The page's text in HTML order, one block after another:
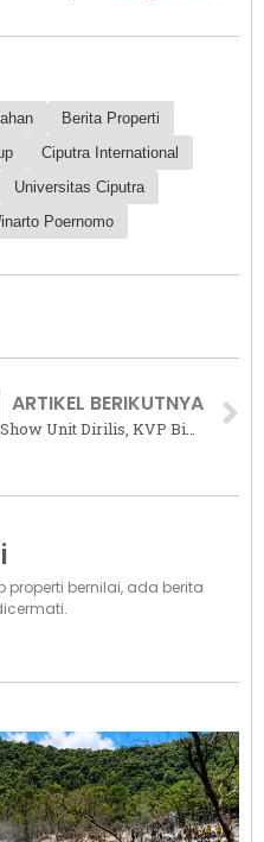
Berita Properti
Ciputra International
Universitas Ciputra
Poernomo
ARTIKEL BERIKUTNYA
Show Unit Dirilis, KVP Bina Propertindo Optimistis Casa Valli Sold Out Dalam Waktu Singkat
properti bernilai, ada berita